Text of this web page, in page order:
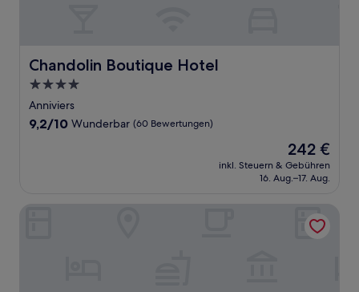
Chandolin Boutique Hotel
Chandolin Boutique Hotel
4.0-
Sterne-
Unterkunft
Anniviers
9.2
9,2/10 Wunderbar (60 Bewertungen)
Der
Preis
beträgt
242 €
inkl. Steuern & Gebühren
16. Aug.–17. Aug.